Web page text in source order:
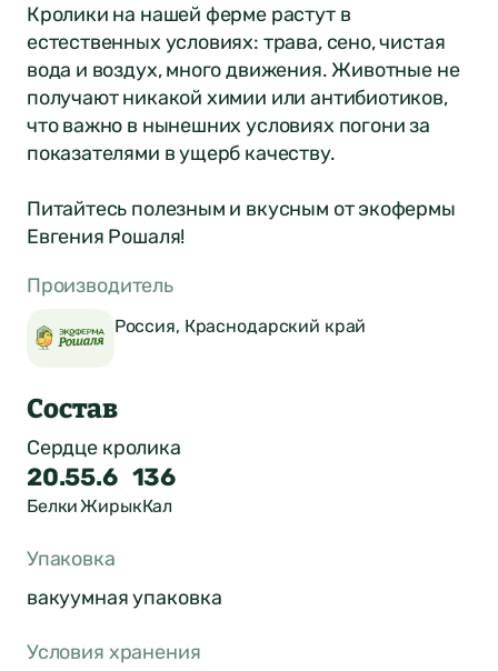
Кролики на нашей ферме растут в
естественных условиях: трава, сено, чистая
вода и воздух, много движения. Животные не
получают никакой химии или антибиотиков,
что важно в нынешних условиях погони за
показателями в ущерб качеству.
Питайтесь полезным и вкусным от экофермы
Евгения Рошаля!
Производитель
Россия, Краснодарский край
Состав
Сердце кролика
20.5
Белки
5.6
Жиры
136
кКал
Упаковка
вакуумная упаковка
Условия хранения
Оставить отзыв
о продукте